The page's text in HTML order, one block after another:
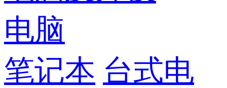
电脑
笔记本 台式电